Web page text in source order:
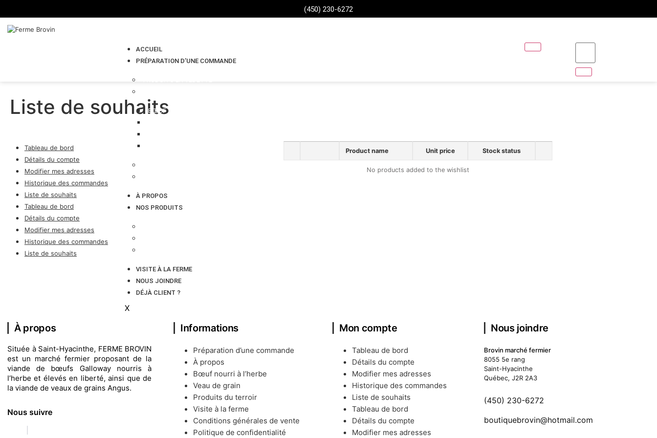
(450) 230-6272
ACCUEIL
PRÉPARATION D’UNE COMMANDE
BŒUF
À PROPOS
NOS PRODUITS
VISITE À LA FERME
NOUS JOINDRE
DÉJÀ CLIENT ?
X
Liste de souhaits
Tableau de bord
Détails du compte
Modifier mes adresses
Historique des commandes
Liste de souhaits
Tableau de bord
Détails du compte
Modifier mes adresses
Historique des commandes
Liste de souhaits
Product name Unit price Stock status
No products added to the wishlist
À propos
Située à Saint-Hyacinthe, FERME BROVIN
est un marché fermier proposant de la
viande de bœufs Galloway nourris à
l’herbe et élevés en liberté, ainsi que de
la viande de veaux de grains Angus.
Nous suivre
Informations
Préparation d’une commande
À propos
Bœuf nourri à l’herbe
Veau de grain
Produits du terroir
Visite à la ferme
Conditions générales de vente
Politique de confidentialité
Mon compte
Tableau de bord
Détails du compte
Modifier mes adresses
Historique des commandes
Liste de souhaits
Tableau de bord
Détails du compte
Modifier mes adresses
Nous joindre
Brovin marché fermier
8055 5e rang
Saint-Hyacinthe
Québec, J2R 2A3
(450) 230-6272
boutiquebrovin@hotmail.com